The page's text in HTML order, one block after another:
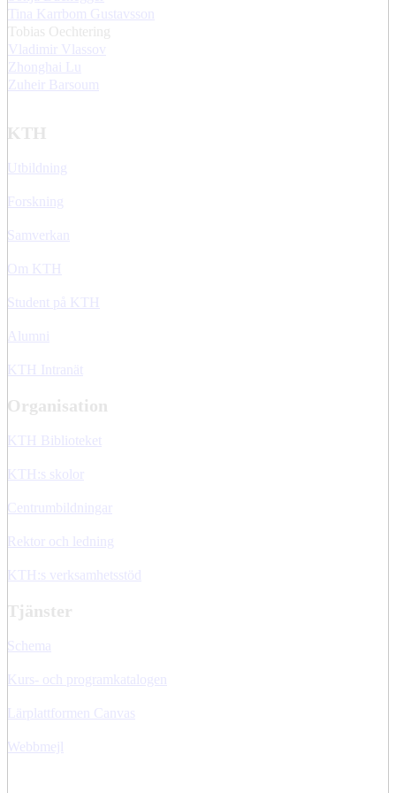
Tina Karrbom Gustavsson
Tobias Oechtering
Vladimir Vlassov
Zhonghai Lu
Zuheir Barsoum
KTH
Utbildning
Forskning
Samverkan
Om KTH
Student på KTH
Alumni
KTH Intranät
Organisation
KTH Biblioteket
KTH:s skolor
Centrumbildningar
Rektor och ledning
KTH:s verksamhetsstöd
Tjänster
Schema
Kurs- och programkatalogen
Lärplattformen Canvas
Webbmejl